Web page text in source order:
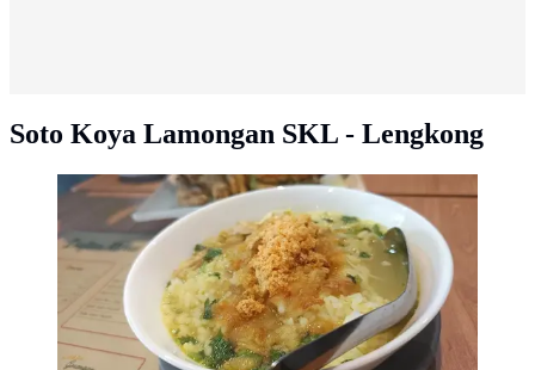
Soto Koya Lamongan SKL - Lengkong